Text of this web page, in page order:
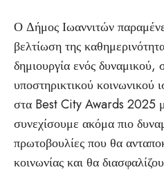
Ο Δήμος Ιωαννιτών
βελτίωση της
δημιουργία ενός δυναμικού,
υποστηρικτικού
στα Best City Awards 2025
συνεχίσουμε ακόμα πιο
πρωτοβουλίες που θα
κοινωνίας και θα